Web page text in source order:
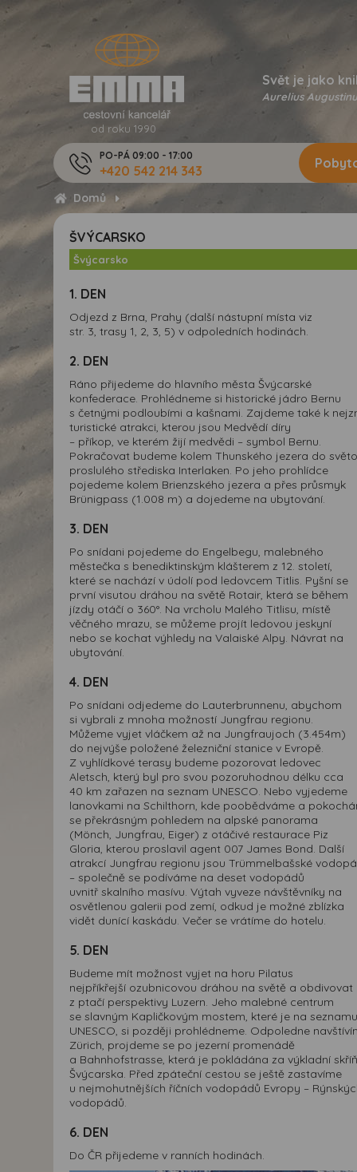
od roku 1990
Svět je jako
Aurelius
PO-PÁ 09:00 - 17:00
+420 542 214 343
Domů
ŠVÝCARSKO
Švýcarsko
1. DEN
Odjezd z Brna, Prahy (další nástupní místa viz
str. 3, trasy 1, 2, 3, 5) v odpoledních hodinách.
2. DEN
Ráno přijedeme do hlavního města Švýcarské
konfederace. Prohlédneme si historické jádro Bernu
s četnými podloubími a kašnami. Zajdeme také k
turistické atrakci, kterou jsou Medvědí díry
– příkop, ve kterém žijí medvědi – symbol Bernu.
Pokračovat budeme kolem Thunského jezera do
proslulého střediska Interlaken. Po jeho prohlídce
pojedeme kolem Brienzského jezera a přes průsmyk
Brünigpass (1.008 m) a dojedeme na ubytování.
3. DEN
Po snídani pojedeme do Engelbegu, malebného
městečka s benediktinským klášterem z 12. století,
které se nachází v údolí pod ledovcem Titlis. Pyšní se
první visutou dráhou na světě Rotair, která se během
jízdy otáčí o 360°. Na vrcholu Malého Titlisu, místě
věčného mrazu, se můžeme projít ledovou jeskyní
nebo se kochat výhledy na Valaiské Alpy. Návrat na
ubytování.
4. DEN
Po snídani odjedeme do Lauterbrunnenu, abychom
si vybrali z mnoha možností Jungfrau regionu.
Můžeme vyjet vláčkem až na Jungfraujoch (3.454m)
do nejvýše položené železniční stanice v Evropě.
Z vyhlídkové terasy budeme pozorovat ledovec
Aletsch, který byl pro svou pozoruhodnou délku cca
40 km zařazen na seznam UNESCO. Nebo vyjedeme
lanovkami na Schilthorn, kde poobědváme a
se překrásným pohledem na alpské panorama
(Mönch, Jungfrau, Eiger) z otáčivé restaurace Piz
Gloria, kterou proslavil agent 007 James Bond. Další
atrakcí Jungfrau regionu jsou Trümmelbašské
– společně se podíváme na deset vodopádů
uvnitř skalního masívu. Výtah vyveze návštěvníky na
osvětlenou galerii pod zemí, odkud je možné zblízka
vidět dunící kaskádu. Večer se vrátíme do hotelu.
5. DEN
Budeme mít možnost vyjet na horu Pilatus
nejpříkřejší ozubnicovou dráhou na světě a obdivovat
z ptačí perspektivy Luzern. Jeho malebné centrum
se slavným Kapličkovým mostem, které je na seznamu
UNESCO, si později prohlédneme. Odpoledne
Zürich, projdeme se po jezerní promenádě
a Bahnhofstrasse, která je pokládána za výkladní skříň
Švýcarska. Před zpáteční cestou se ještě zastavíme
u nejmohutnějších říčních vodopádů Evropy –
vodopádů.
6. DEN
Do ČR přijedeme v ranních hodinách.